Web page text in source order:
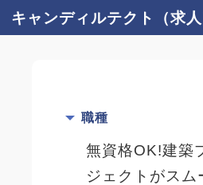
キャンディルテクト（求人
職種
無資格OK!建築
ジェクトがスム